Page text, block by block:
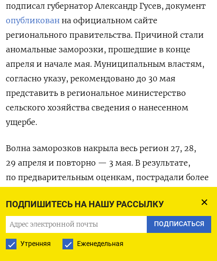
ПОДПИШИТЕСЬ НА НАШУ РАССЫЛКУ
ПОДПИСАТЬСЯ
Утренняя Еженедельная
подписал губернатор Александр Гусев, документ
опубликован на официальном сайте
регионального правительства. Причиной стали
аномальные заморозки, прошедшие в конце
апреля и начале мая. Муниципальным властям,
согласно указу, рекомендовано до 30 мая
представить в региональное министерство
сельского хозяйства сведения о нанесенном
ущербе.
Волна заморозков накрыла весь регион 27, 28,
29 апреля и повторно — 3 мая. В результате,
по предварительным оценкам, пострадали более
непогода ударила по плодовым культурам:
заморозки затронули свыше 2,6 тысячи гектаров
садов и ягодников, что составляет около 44%
всех плодоносящих насаждений области.